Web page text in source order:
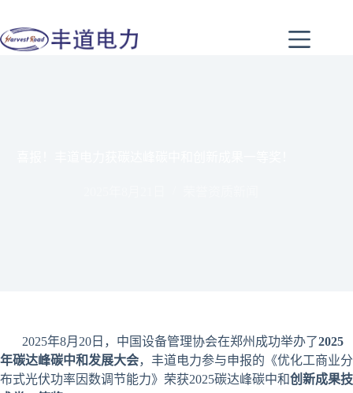
2025年8月20日，中国设备管理协会在郑州成功举办了2025
年碳达峰碳中和发展大会，丰道电力参与申报的《优化工商业分
布式光伏功率因数调节能力》荣获2025碳达峰碳中和创新成果技